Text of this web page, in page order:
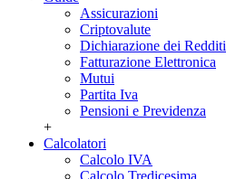
Assicurazioni
Criptovalute
Dichiarazione dei Redditi
Fatturazione Elettronica
Mutui
Partita Iva
Pensioni e Previdenza
+
Calcolatori
Calcolo IVA
Calcolo Tredicesima